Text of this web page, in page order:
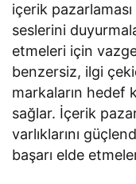
içerik
seslerini
etmeleri için
benzersiz, ilgi
markaların hedef
sağlar. İçerik
varlıklarını
başarı elde